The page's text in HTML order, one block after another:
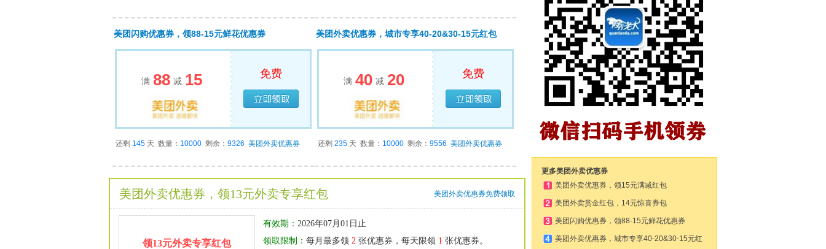
美团闪购优惠券，领88-15元鲜花优惠券
满 88 减 15 免费
已经领完
还剩 145 天 数量： 10000 剩余： 9326 美团外卖优惠券
美团外卖优惠券，城市专享40-20&30-15元红包
满 40 减 20 免费
已经领完
还剩 235 天 数量： 10000 剩余： 9556 美团外卖优惠券
美团外卖优惠券免费领取
美团外卖优惠券，领13元外卖专享红包
领13元外卖专享红包
有效期： 2026年07月01日止
领取限制： 每月最多领 2 张优惠券，每天限领 1 张优惠券。
更多美团外卖优惠券
美团外卖优惠券，领15元满减红包
美团外卖赏金红包，14元惊喜券包
美团闪购优惠券，领88-15元鲜花优惠券
美团外卖优惠券，城市专享40-20&30-15元红